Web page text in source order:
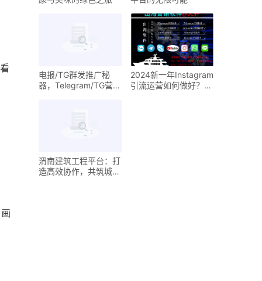
电报/TG群发推广秘
器，Telegram/TG营销
2024新一年Instagram
引流运营如何做好？
渭南建筑工程平台：打
造高效协作，共筑城市